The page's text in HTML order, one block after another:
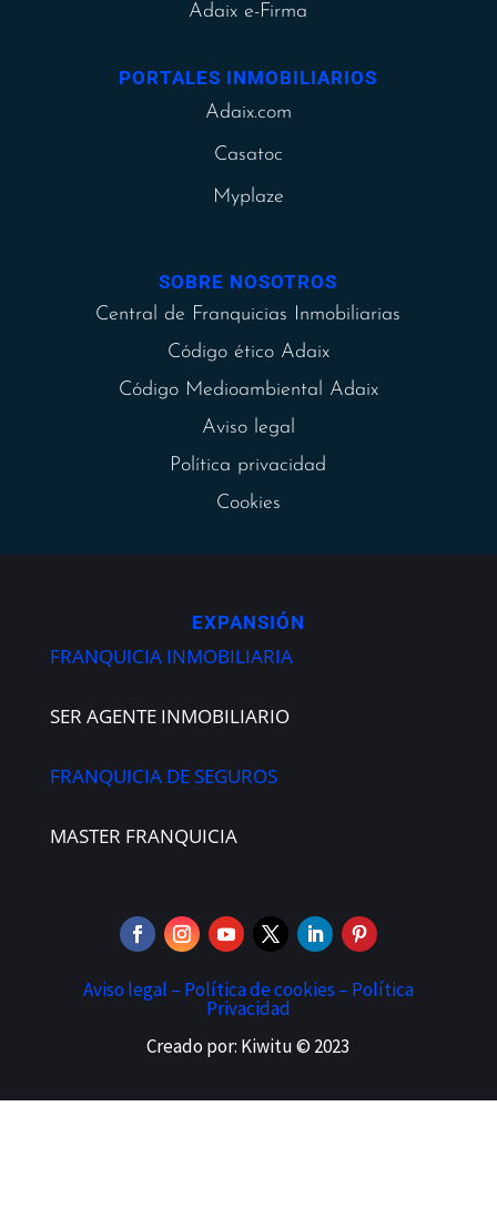
Adaix e-Firma
PORTALES INMOBILIARIOS
Adaix.com
Casatoc
Myplaze
SOBRE NOSOTROS
Central de Franquicias Inmobiliarias
Código ético Adaix
Código Medioambiental Adaix
Aviso legal
Política privacidad
Cookies
EXPANSIÓN
FRANQUICIA INMOBILIARIA
SER AGENTE INMOBILIARIO
FRANQUICIA DE SEGUROS
MASTER FRANQUICIA
Aviso legal – Política de cookies – Política
Privacidad
Creado por: Kiwitu © 2023